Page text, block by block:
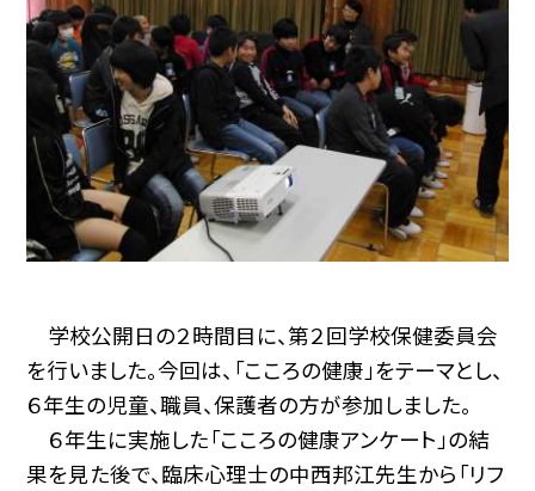
学校公開日の２時間目に、第２回学校保健委員会
を行いました。今回は、「こころの健康」をテーマとし、
６年生の児童、職員、保護者の方が参加しました。
６年生に実施した「こころの健康アンケート」の結
果を見た後で、臨床心理士の中西邦江先生から「リフ